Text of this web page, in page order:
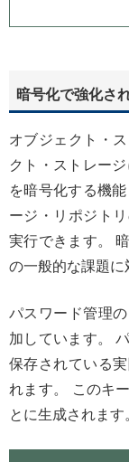
暗号化で強化さ
オブジェクト・
クト・ストレー
を暗号化する機
ージ・リポジト
実行できます。
の一般的な課題に
パスワード管理
加しています。
保存されている
れます。 このキ
とに生成されます